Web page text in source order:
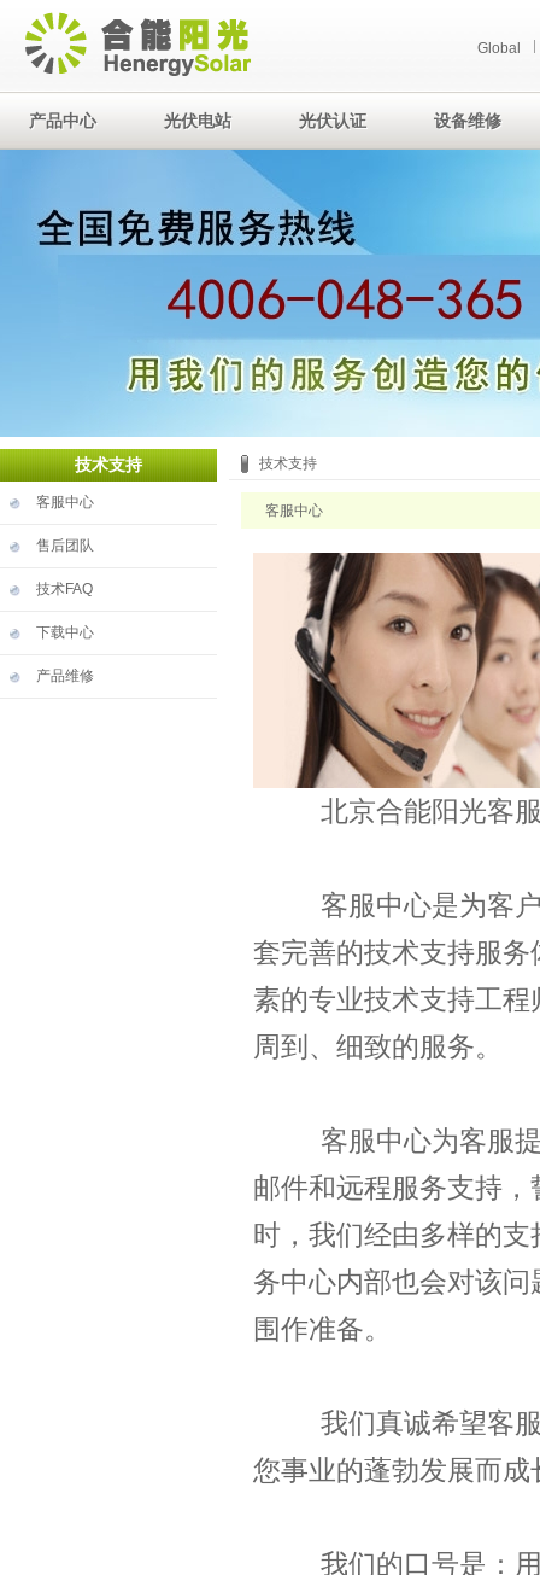
Global
产品中心 光伏电站 光伏认证 设备维修
技术支持
客服中心
售后团队
技术FAQ
下载中心
产品维修
技术支持
客服中心
北京合能阳光客
客服中心是为客户
套完善的技术支持服
素的专业技术支持工
周到、细致的服务。
客服中心为客服提
邮件和远程服务支持
时，我们经由多样的
务中心内部也会对该
围作准备。
我们真诚希望客服
您事业的蓬勃发展而成
我们的口号是：用